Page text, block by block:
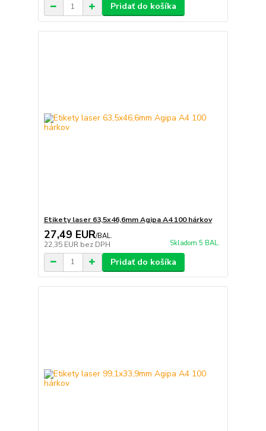
Pridať do košíka
Etikety laser 63,5x46,6mm Agipa A4 100 hárkov
27,49 EUR/BAL.
22,35 EUR bez DPH Skladom 5 BAL.
Pridať do košíka